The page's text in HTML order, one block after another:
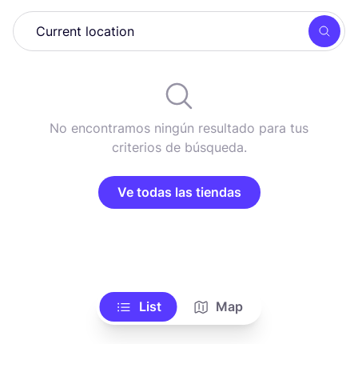
No encontramos ningún resultado para tus
criterios de búsqueda.
Ve todas las tiendas
List Map